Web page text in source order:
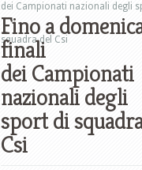
dei Campionati nazionali degli
squadra del Csi
Fino a
finali
dei Campionati
nazionali degli
sport di
Csi